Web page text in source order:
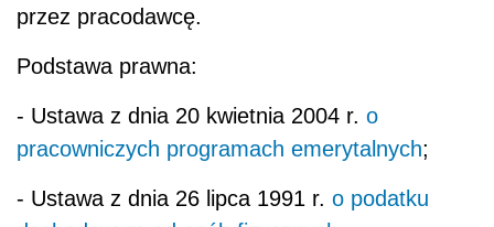
przez pracodawcę.
Podstawa prawna:
- Ustawa z dnia 20 kwietnia 2004 r. o
pracowniczych programach emerytalnych;
- Ustawa z dnia 26 lipca 1991 r. o podatku